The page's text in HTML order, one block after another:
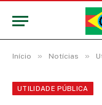
Início » Notícias »
UTILIDADE PÚBLICA